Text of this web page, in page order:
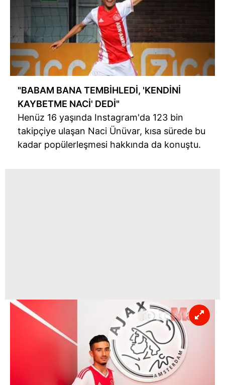
"BABAM BANA TEMBİHLEDİ, 'KENDİNİ
KAYBETME NACİ' DEDİ"
Henüz 16 yaşında Instagram'da 123 bin
takipçiye ulaşan Naci Ünüvar, kısa sürede bu
kadar popülerleşmesi hakkında da konuştu.